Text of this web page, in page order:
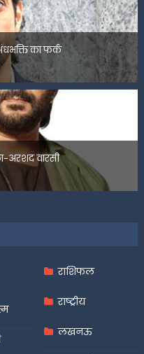
का फर्क
अरशद वारसी
राशिफल
राष्ट्रीय
लखनऊ